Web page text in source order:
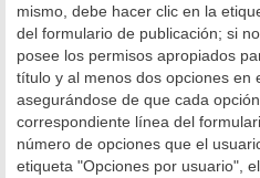
mismo, debe hacer clic en la
del formulario de publicación; si
posee los permisos apropiados
título y al menos dos opciones en
asegurándose de que cada
correspondiente línea del
número de opciones que el
etiqueta "Opciones por usuario",